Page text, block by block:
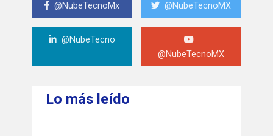
@NubeTecnoMx @NubeTecnoMX
@NubeTecno
@NubeTecnoMX
Lo más leído